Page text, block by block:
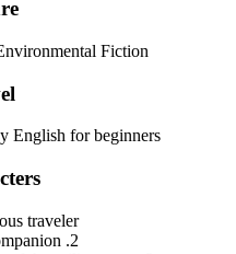
Fiction.
English for beginners.
traveler.
2. Tonya – A brave companion.